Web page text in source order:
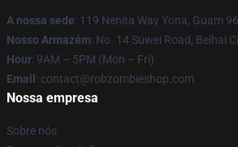
A nossa sede: 119 Nenita Way Yona, Guam
Nosso Armazém: No. 14 Suwei Road, Beihai
Hour: 9AM – 5PM (Mon – Fri)
Email : contact@robzombieshop.com
Nossa empresa
Sobre nós